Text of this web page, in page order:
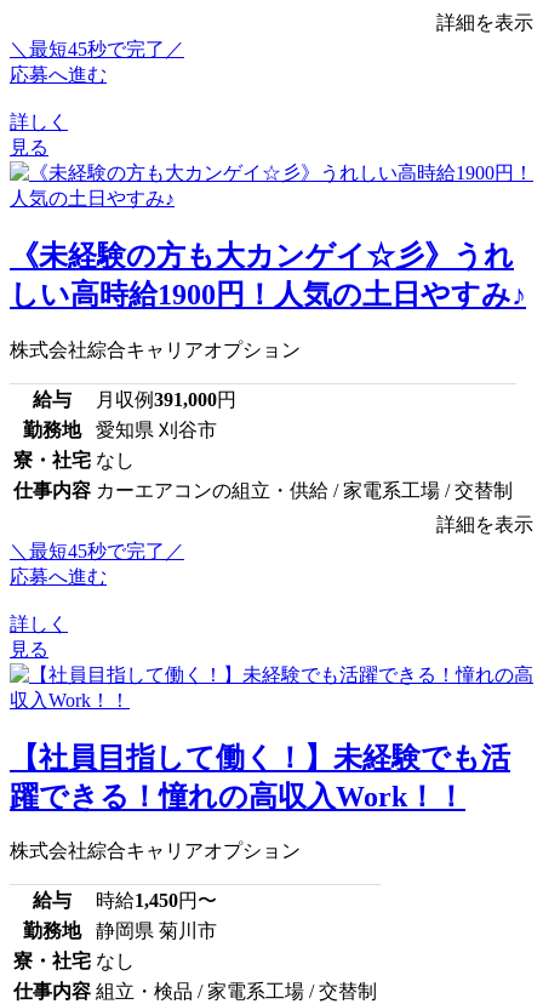
詳細を表示
＼最短45秒で完了／
応募へ進む
詳しく
見る
《未経験の方も大カンゲイ☆彡》うれ
しい高時給1900円！人気の土日やすみ♪
株式会社綜合キャリアオプション
給与 月収例391,000円
勤務地
愛知県 刈谷市
寮・社宅 なし
仕事内容 カーエアコンの組立・供給 / 家電系工場 / 交替制
詳細を表示
＼最短45秒で完了／
応募へ進む
詳しく
見る
【社員目指して働く！】未経験でも活
躍できる！憧れの高収入Work！！
株式会社綜合キャリアオプション
給与 時給1,450円〜
勤務地
静岡県 菊川市
寮・社宅 なし
仕事内容 組立・検品 / 家電系工場 / 交替制